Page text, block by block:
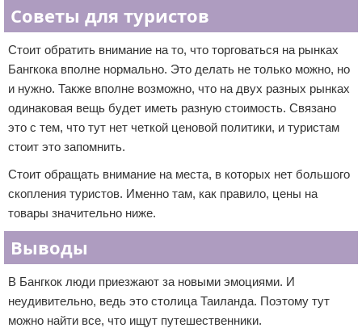
Советы для туристов
Стоит обратить внимание на то, что торговаться на рынках
Бангкока вполне нормально. Это делать не только можно, но
и нужно. Также вполне возможно, что на двух разных рынках
одинаковая вещь будет иметь разную стоимость. Связано
это с тем, что тут нет четкой ценовой политики, и туристам
стоит это запомнить.
Стоит обращать внимание на места, в которых нет большого
скопления туристов. Именно там, как правило, цены на
товары значительно ниже.
Выводы
В Бангкок люди приезжают за новыми эмоциями. И
неудивительно, ведь это столица Таиланда. Поэтому тут
можно найти все, что ищут путешественники.